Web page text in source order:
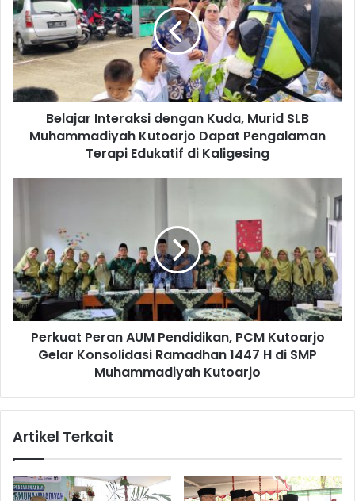
Kuda,
Murid
SLB
Muhammadiyah
Kutoarjo
Dapat
Pengalaman
Terapi
Belajar Interaksi dengan Kuda, Murid SLB
Muhammadiyah Kutoarjo Dapat Pengalaman
Terapi Edukatif di Kaligesing
Pendidikan,
PCM
Kutoarjo
Gelar
Konsolidasi
Ramadhan
1447
Muhammadiyah
Perkuat Peran AUM Pendidikan, PCM Kutoarjo
Gelar Konsolidasi Ramadhan 1447 H di SMP
Muhammadiyah Kutoarjo
Artikel Terkait